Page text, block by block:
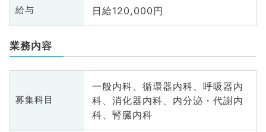
給与 日給120,000円
業務内容
募集科目
一般内科、循環器内科、呼吸器内
科、消化器内科、内分泌・代謝内
科、腎臓内科